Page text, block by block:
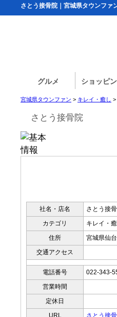
さとう接骨院｜宮城県タウンファ
グルメ ショッピ
宮城県タウンファン > キレイ・癒し >
さとう接骨院
社名・店名
さとう接
カテゴリ
キレイ・
住所
宮城県仙
交通アクセス
電話番号
022-343-
営業時間
定休日
URL
さとう接